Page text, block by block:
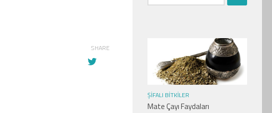
SHARE
ŞIFALI BITKILER
Mate Çayı Faydaları